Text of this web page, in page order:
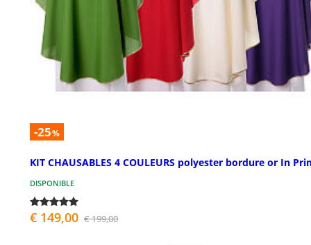
-25%
KIT CHAUSABLES 4 COULEURS polyester bordure or In
DISPONIBLE
€ 149,00 € 199,00